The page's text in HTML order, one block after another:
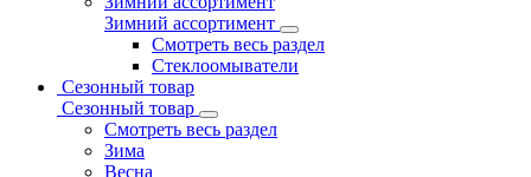
Зимний ассортимент
Смотреть весь раздел
Стеклоомыватели
Сезонный товар
Сезонный товар
Смотреть весь раздел
Зима
Весна